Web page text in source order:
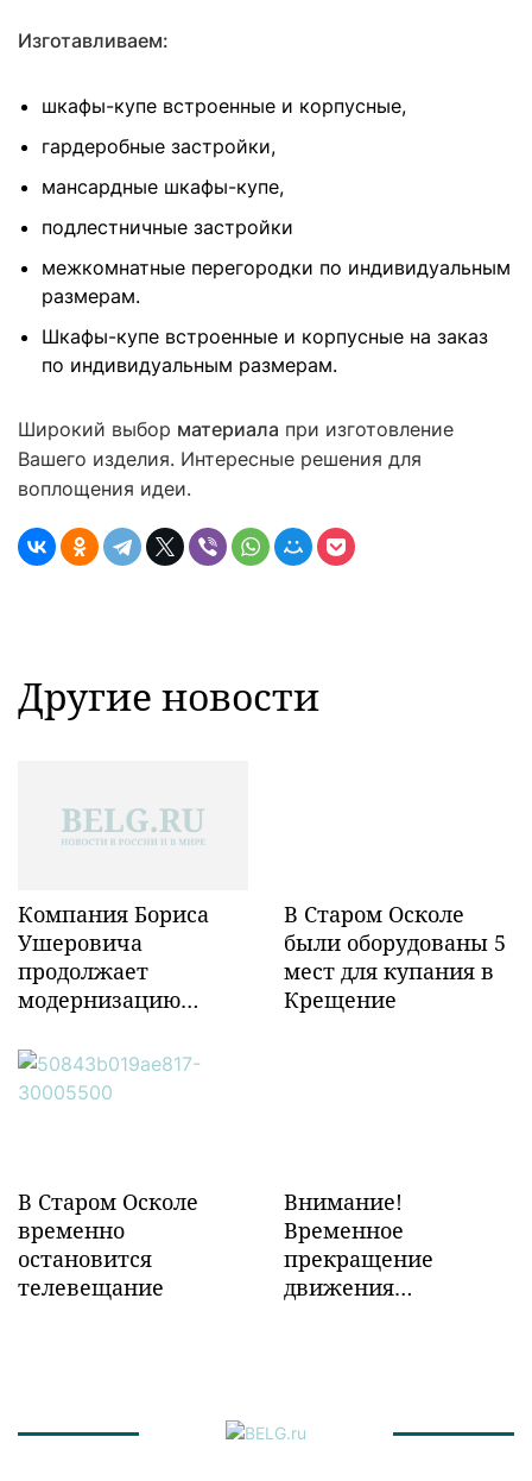
Изготавливаем:
шкафы-купе встроенные и корпусные,
гардеробные застройки,
мансардные шкафы-купе,
подлестничные застройки
межкомнатные перегородки по индивидуальным
размерам.
Шкафы-купе встроенные и корпусные на заказ
по индивидуальным размерам.
Широкий выбор материала при изготовление
Вашего изделия. Интересные решения для
воплощения идеи.
Другие новости
Компания Бориса
Ушеровича
продолжает
модернизацию
инфраструктуры в
Забайкалье
В Старом Осколе
были оборудованы 5
мест для купания в
Крещение
В Старом Осколе
временно
остановится
телевещание
Внимание!
Временное
прекращение
движения